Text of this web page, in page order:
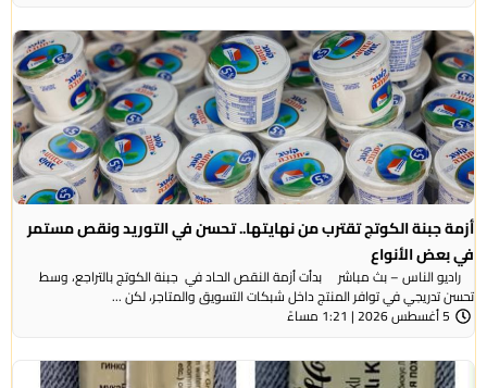
أزمة جبنة الكوتج تقترب من نهايتها.. تحسن في التوريد ونقص مستمر
في بعض الأنواع
راديو الناس – بث مباشر بدأت أزمة النقص الحاد في جبنة الكوتج بالتراجع، وسط
تحسن تدريجي في توافر المنتج داخل شبكات التسويق والمتاجر، لكن ...
5 أغسطس 2026 | 1:21 مساءً